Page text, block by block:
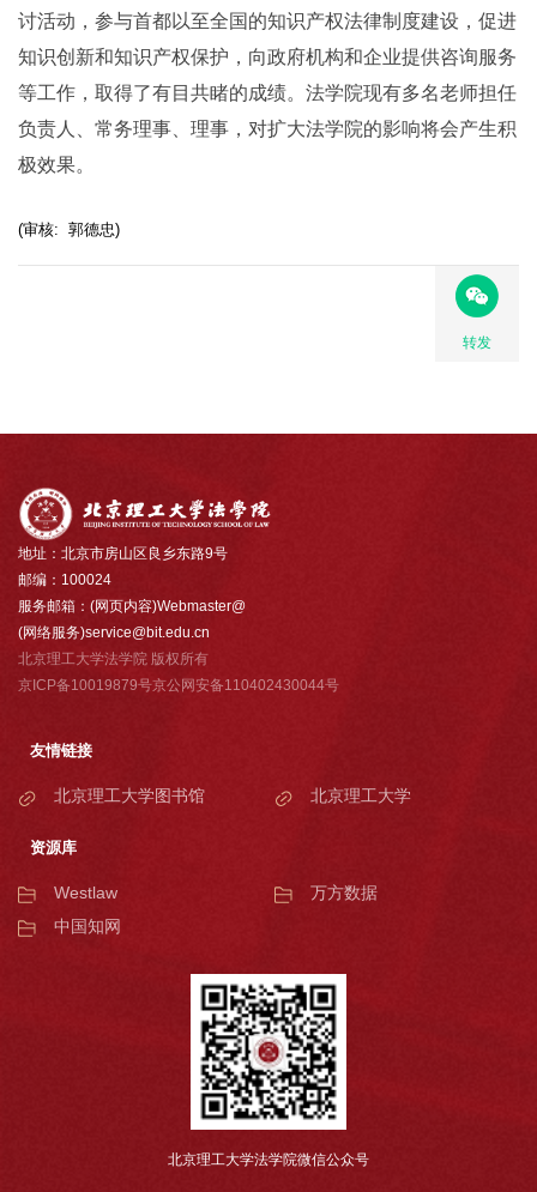
讨活动，参与首都以至全国的知识产权法律制度建设，促进
知识创新和知识产权保护，向政府机构和企业提供咨询服务
等工作，取得了有目共睹的成绩。法学院现有多名老师担任
负责人、常务理事、理事，对扩大法学院的影响将会产生积
极效果。
(审核: 郭德忠)
转发
地址：北京市房山区良乡东路9号
邮编：100024
服务邮箱：(网页内容)Webmaster@
(网络服务)service@bit.edu.cn
北京理工大学法学院 版权所有
京ICP备10019879号京公网安备110402430044号
友情链接
北京理工大学图书馆 北京理工大学
资源库
Westlaw
万方数据
中国知网
北京理工大学法学院微信公众号